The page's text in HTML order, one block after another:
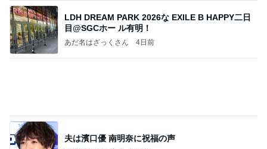
LDH DREAM PARK 2026な EXILE B HAPPY二日
目@SGCホー ル有明！
あだ名はざっくさん 4日前
【cocリプレイ】「ヘッドライトの先に、君の朝
を」第4章 疾走